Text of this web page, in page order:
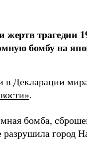
трагедии
бомбу на
в Декларации
.
бомба,
город